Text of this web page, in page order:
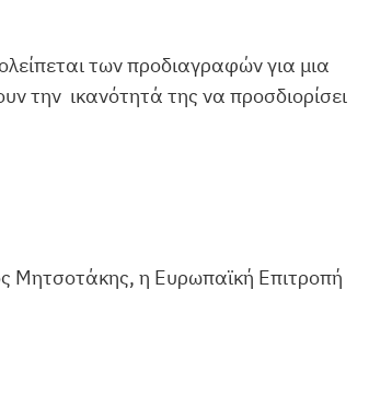
των προδιαγραφών για μια
την ικανότητά της να προσδιορίσει
Μητσοτάκης, η Ευρωπαϊκή Επιτροπή